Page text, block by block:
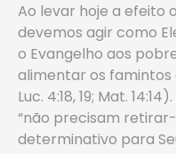
Ao levar hoje a efeito
devemos agir como
o Evangelho aos
alimentar os
Luc. 4:18, 19; Mat.
“não precisam
determinativo para